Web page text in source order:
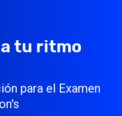
tu ritmo
para el Examen